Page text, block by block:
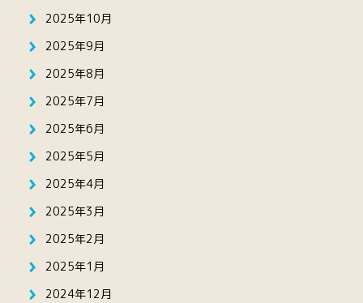
2025年10月
2025年9月
2025年8月
2025年7月
2025年6月
2025年5月
2025年4月
2025年3月
2025年2月
2025年1月
2024年12月